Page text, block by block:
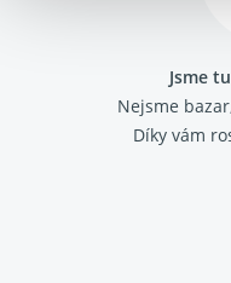
Jsme
Nejsme
Díky vám